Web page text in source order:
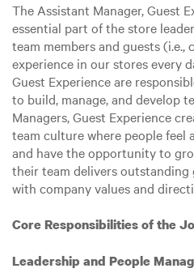
The Assistant Manager, Guest
essential part of the store
team members and guests
experience in our stores every
Guest Experience are
to build, manage, and develop
Managers, Guest Experience
team culture where people feel
and have the opportunity to
their team delivers outstanding
with company values and
Core Responsibilities of the
Leadership and People